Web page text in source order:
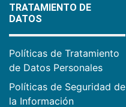
TRATAMIENTO DE
DATOS
Políticas de Tratamiento
de Datos Personales
Políticas de Seguridad de
la Información